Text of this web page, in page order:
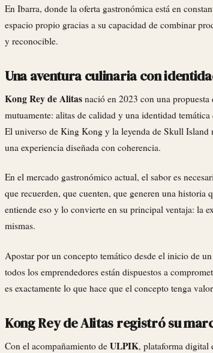
En Ibarra, donde la oferta gastronómica está en
espacio propio gracias a su capacidad de combinar
y reconocible.
Una aventura culinaria con
Kong Rey de Alitas nació en 2023 con una
mutuamente: alitas de calidad y una identidad
El universo de King Kong y la leyenda de Skull
una experiencia diseñada con coherencia.
En el mercado gastronómico actual, el sabor es
que recuerden, que cuenten, que generen una historia
entiende eso y lo convierte en su principal ventaja: la
mismas.
Apostar por un concepto temático desde el inicio de
todos los emprendedores están dispuestos a
es exactamente lo que hace que el concepto tenga
Kong Rey de Alitas registró su
Con el acompañamiento de ULPIK, plataforma digital